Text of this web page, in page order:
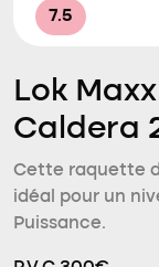
7.5
Lok
Caldera
Cette raquette
idéal pour un
Puissance.